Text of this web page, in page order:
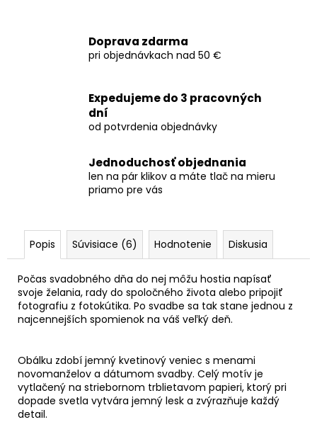
Doprava zdarma
pri objednávkach nad 50 €
Expedujeme do 3 pracovných
dní
od potvrdenia objednávky
Jednoduchosť objednania
len na pár klikov a máte tlač na mieru
priamo pre vás
Popis Súvisiace (6) Hodnotenie Diskusia
Počas svadobného dňa do nej môžu hostia napísať
svoje želania, rady do spoločného života alebo pripojiť
fotografiu z fotokútika. Po svadbe sa tak stane jednou z
najcennejších spomienok na váš veľký deň.
Obálku zdobí jemný kvetinový veniec s menami
novomanželov a dátumom svadby. Celý motív je
vytlačený na striebornom trblietavom papieri, ktorý pri
dopade svetla vytvára jemný lesk a zvýrazňuje každý
detail.